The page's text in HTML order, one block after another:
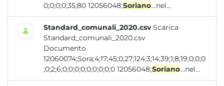
0;0;0;0;35;80 12056048;Soriano...nel...
Standard_comunali_2020.csv Scarica
Standard_comunali_2020.csv
Documento
12060074;Sora;4;17;45;0;27;124;3;14;39;1;8;19;0;0;0
;0;2;6;0;0;0;0;0;0;0;0;0 12056048;Soriano...nel...